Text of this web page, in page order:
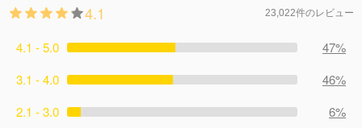
コメント149件拍手249回
4.1 23,022件のレビュー
4.1 - 5.0
47%
3.1 - 4.0
46%
2.1 - 3.0
6%